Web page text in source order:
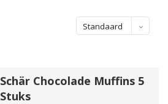
Standaard
Schär Chocolade Muffins 5
Stuks